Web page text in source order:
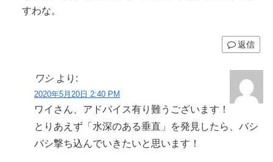
すわな。
返信
ワシ より:
2020年5月20日 2:40 PM
ワイさん、アドバイス有り難うございます！
とりあえず「水深のある垂直」を発見したら、バシ
バシ撃ち込んでいきたいと思います！